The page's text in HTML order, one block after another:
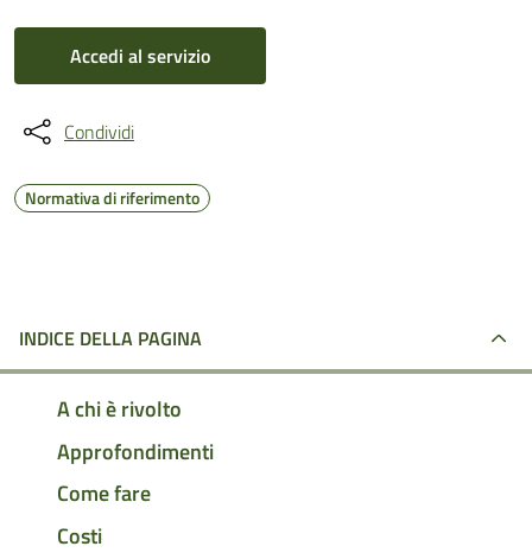
Accedi al servizio
Condividi
Normativa di riferimento
INDICE DELLA PAGINA
A chi è rivolto
Approfondimenti
Come fare
Costi